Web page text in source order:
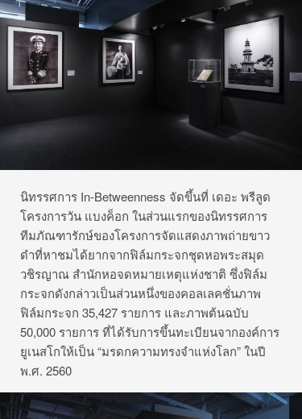
นิทรรศการ In-Betweenness จัดขึ้นที่ เดอะ พรีลูด
โครงการวัน แบงค็อก ในส่วนแรกของนิทรรศการ
ทีมภัณฑารักษ์ของโครงการจัดแสดงภาพถ่ายขาว
ดำที่หาชมได้ยากจากฟิล์มกระจกชุดหอพระสมุด
วชิรญาณ สำนักหอจดหมายเหตุแห่งชาติ ซึ่งฟิล์ม
กระจกดังกล่าวเป็นส่วนหนึ่งของคอลเลคชั่นภาพ
ฟิล์มกระจก 35,427 รายการ และภาพต้นฉบับ
50,000 รายการ ที่ได้รับการขึ้นทะเบียนจากองค์การ
ยูเนสโกให้เป็น “มรดกความทรงจำแห่งโลก” ในปี
พ.ศ. 2560